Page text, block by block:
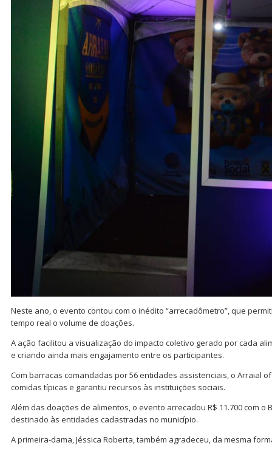
Neste ano, o evento contou com o inédito “arrecadômetro”, que
tempo real o volume de doações.
A ação facilitou a visualização do impacto coletivo gerado por cada
e criando ainda mais engajamento entre os participantes.
Com barracas comandadas por 56 entidades assistenciais, o Arraial
comidas típicas e garantiu recursos às instituições sociais.
Além das doações de alimentos, o evento arrecadou R$ 11.700 com
destinado às entidades cadastradas no município.
A primeira-dama, Jéssica Roberta, também agradeceu, da mesma